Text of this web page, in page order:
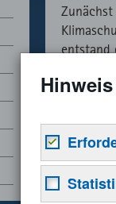
entstand
Der